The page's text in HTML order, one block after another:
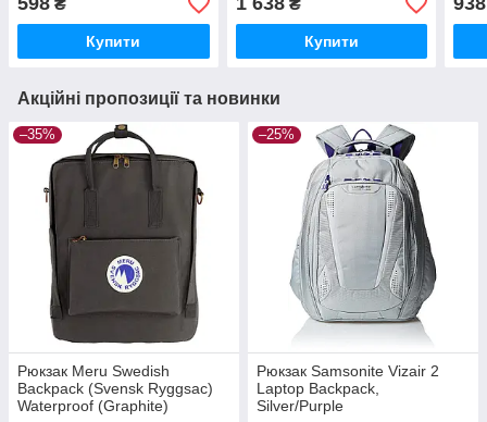
₴
Купити
₴
Купити
Акційні пропозиції та новинки
–35%
Рюкзак Meru Swedish
Backpack (Svensk Ryggsac)
Waterproof (Graphite)
–25%
Рюкзак Samsonite Vizair 2
Laptop Backpack,
Silver/Purple